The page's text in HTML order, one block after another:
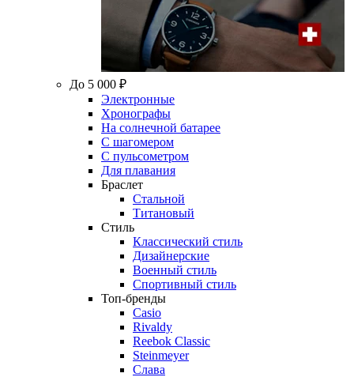
До 5 000 ₽
Электронные
Хронографы
На солнечной батарее
С шагомером
С пульсометром
Для плавания
Браслет
Стальной
Титановый
Стиль
Классический стиль
Дизайнерские
Военный стиль
Спортивный стиль
Топ-бренды
Casio
Rivaldy
Reebok Classic
Steinmeyer
Слава